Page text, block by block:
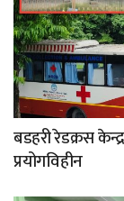
बडहरी रेडक्रस
प्रयोगविहीन